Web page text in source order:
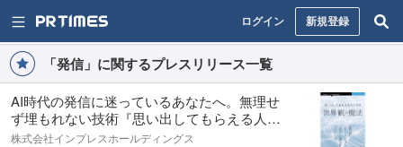
ログイン 新規登録
「発信」に関するプレスリリース一覧
AI時代の発信に迷っているあなたへ。無理せ
ず埋もれない技術『思い出してもらえる人に
なる世界観の魔法』発行
株式会社インプレスホールディングス